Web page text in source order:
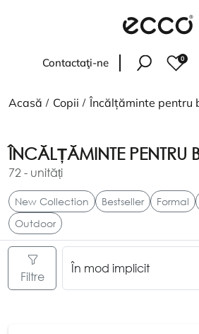
Copii
Accesorii
PENTRU CUMPĂRĂTORI
Verificați starea comenzii
Adresele magazinelor
Contactaţi-ne 0
Acasă Copii Încălțăminte pentru
ÎNCĂLȚĂMINTE PENTRU
72 - unități
New Collection Bestseller Formal
Outdoor
Filtre